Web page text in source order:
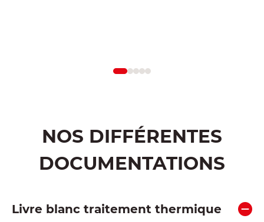
NOS DIFFÉRENTES
DOCUMENTATIONS
Livre blanc traitement thermique